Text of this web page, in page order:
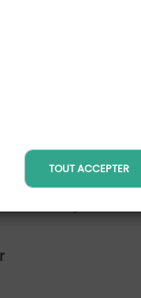
TOUT ACCEPTER
« On ne joue
sur le green. »
me disent:
une faible
en fin de journée.